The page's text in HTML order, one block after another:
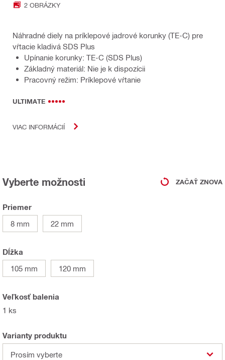
2 OBRÁZKY
Náhradné diely na príklepové jadrové korunky (TE-C) pre
vŕtacie kladivá SDS Plus
Upínanie korunky: TE-C (SDS Plus)
Základný materiál: Nie je k dispozícii
Pracovný režim: Príklepové vŕtanie
ULTIMATE
VIAC INFORMÁCIÍ
Vyberte možnosti ZAČAŤ ZNOVA
Priemer
8 mm
22 mm
Dĺžka
105 mm
120 mm
Veľkosť balenia
1 ks
Varianty produktu
Prosím vyberte